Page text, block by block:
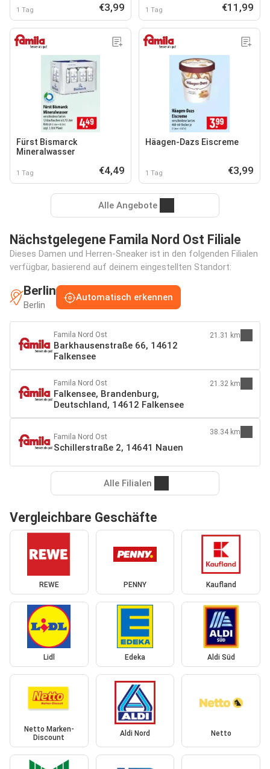
1 Tag €3,99 1 Tag €11,99
Fürst Bismarck
Mineralwasser
1 Tag €4,49
Häagen-Dazs Eiscreme
1 Tag €3,99
Alle Angebote
Nächstgelegene Famila Nord Ost Filiale
Dieses Damen und Herren-Sneaker ist in den folgenden Filialen
verfügbar, basierend auf deinem eingestellten Standort:
Berlin
Berlin
Automatisch erkennen
Famila Nord Ost
Barkhausenstraße 66, 14612
Falkensee
21.31 km
Famila Nord Ost
Falkensee, Brandenburg,
Deutschland, 14612 Falkensee
21.32 km
Famila Nord Ost
Schillerstraße 2, 14641 Nauen
38.34 km
Alle Filialen
Vergleichbare Geschäfte
REWE PENNY Kaufland
Lidl Edeka Aldi Süd
Netto Marken-
Discount
Aldi Nord Netto